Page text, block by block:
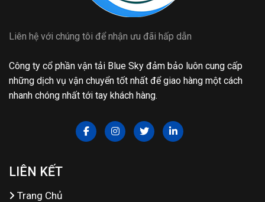
Liên hệ với chúng tôi để nhận ưu đãi hấp dẫn
Công ty cổ phần vận tải Blue Sky đảm bảo luôn cung cấp
những dịch vụ vận chuyển tốt nhất để giao hàng một cách
nhanh chóng nhất tới tay khách hàng.
LIÊN KẾT
Trang Chủ